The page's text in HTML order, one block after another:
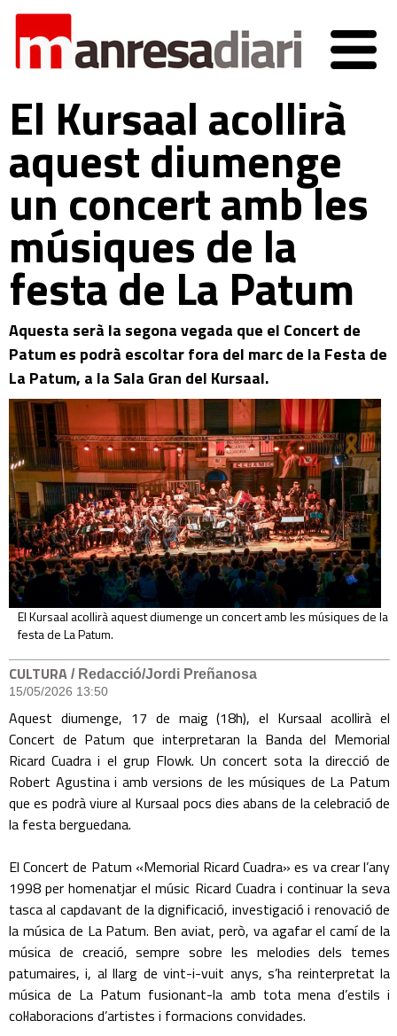
El Kursaal acollirà
aquest diumenge
un concert amb les
músiques de la
festa de La Patum
Aquesta serà la segona vegada que el Concert de
Patum es podrà escoltar fora del marc de la Festa de
La Patum, a la Sala Gran del Kursaal.
El Kursaal acollirà aquest diumenge un concert amb les músiques de la
festa de La Patum.
CULTURA / Redacció/Jordi Preñanosa
15/05/2026 13:50
Aquest diumenge, 17 de maig (18h), el Kursaal acollirà el
Concert de Patum que interpretaran la Banda del Memorial
Ricard Cuadra i el grup Flowk. Un concert sota la direcció de
Robert Agustina i amb versions de les músiques de La Patum
que es podrà viure al Kursaal pocs dies abans de la celebració de
la festa berguedana.
El Concert de Patum «Memorial Ricard Cuadra» es va crear l’any
1998 per homenatjar el músic Ricard Cuadra i continuar la seva
tasca al capdavant de la dignificació, investigació i renovació de
la música de La Patum. Ben aviat, però, va agafar el camí de la
música de creació, sempre sobre les melodies dels temes
patumaires, i, al llarg de vint-i-vuit anys, s’ha reinterpretat la
música de La Patum fusionant-la amb tota mena d’estils i
col·laboracions d’artistes i formacions convidades.